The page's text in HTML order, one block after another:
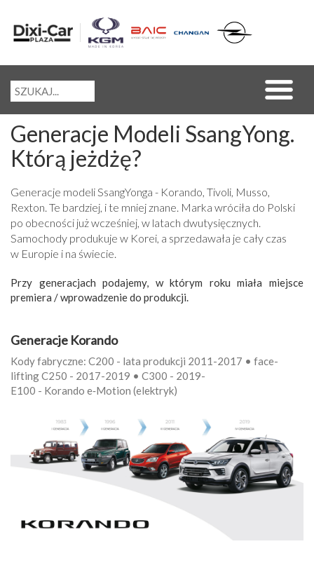
Generacje Modeli SsangYong.
Którą jeżdżę?
Generacje modeli SsangYonga - Korando, Tivoli, Musso,
Rexton. Te bardziej, i te mniej znane. Marka wróciła do Polski
po obecności już wcześniej, w latach dwutysięcznych.
Samochody produkuje w Korei, a sprzedawała je cały czas
w Europie i na świecie.
Przy generacjach podajemy, w którym roku miała miejsce
premiera / wprowadzenie do produkcji.
Generacje Korando
Kody fabryczne: C200 - lata produkcji 2011-2017 • face-
lifting C250 - 2017-2019 • C300 - 2019-
E100 - Korando e‑Motion (elektryk)